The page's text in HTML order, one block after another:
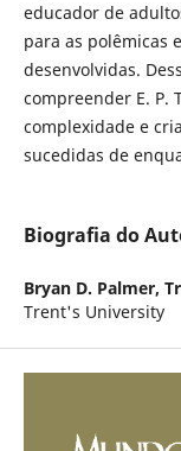
educador de
para as polêmicas
desenvolvidas.
compreender E. P.
complexidade e
sucedidas de
Biografia do
Bryan D. Palmer,
Trent's University